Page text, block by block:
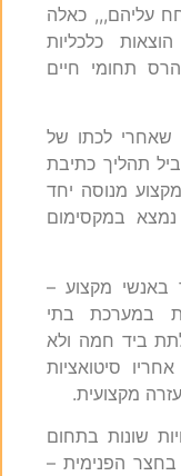
עליהם,,, כאלה
כלכליות
תחומי חיים
שאחרי לכתו של
תהליך כתיבת
מנוסה יחד
במקסימום
באנשי מקצוע –
במערכת בתי
ביד חמה ולא
סיטואציות
מקצועית.
שונות בתחום
בחצר הפנימית –